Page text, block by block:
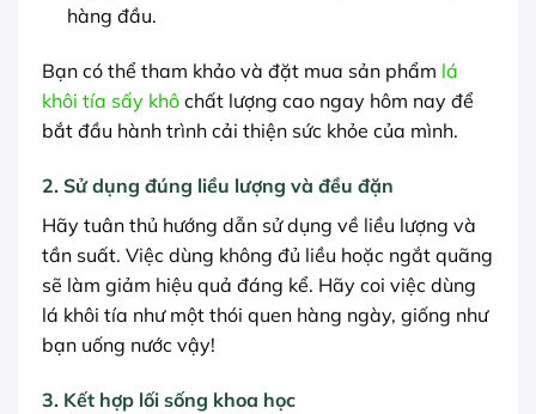
hàng đầu.
Bạn có thể tham khảo và đặt mua sản phẩm lá
khôi tía sấy khô chất lượng cao ngay hôm nay để
bắt đầu hành trình cải thiện sức khỏe của mình.
2. Sử dụng đúng liều lượng và đều đặn
Hãy tuân thủ hướng dẫn sử dụng về liều lượng và
tần suất. Việc dùng không đủ liều hoặc ngắt quãng
sẽ làm giảm hiệu quả đáng kể. Hãy coi việc dùng
lá khôi tía như một thói quen hàng ngày, giống như
bạn uống nước vậy!
3. Kết hợp lối sống khoa học